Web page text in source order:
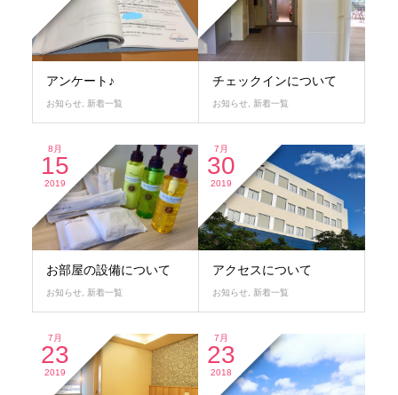
アンケート♪
お知らせ, 新着一覧
チェックインについて
お知らせ 新着一覧
8月
15
2019
お部屋の設備について
お知らせ, 新着一覧
7月
30
2019
アクセスについて
お知らせ, 新着一覧
7月
23
2019
7月
23
2018